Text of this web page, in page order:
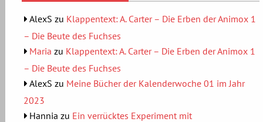
AlexS zu Klappentext: A. Carter – Die Erben der Animox 1
– Die Beute des Fuchses
Maria zu Klappentext: A. Carter – Die Erben der Animox 1
– Die Beute des Fuchses
AlexS zu Meine Bücher der Kalenderwoche 01 im Jahr
2023
Hannia zu Ein verrücktes Experiment mit